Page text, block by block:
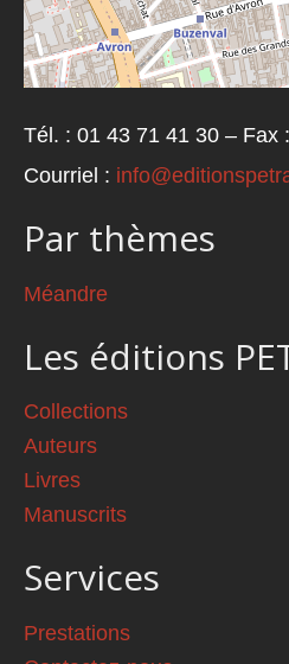
Tél. : 01 43 71 41 30 – Fax
Courriel :
Par thèmes
Méandre
Les éditions
Collections
Auteurs
Livres
Manuscrits
Services
Prestations